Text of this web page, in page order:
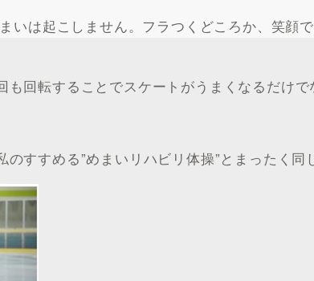
いは起こしません。フラつくどころか、笑顔で
も回転することでスケートがうまくなるだけ
すすめる”めまいリハビリ体操”とまったく同